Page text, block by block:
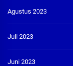
Agustus 2023
Juli 2023
Juni 2023